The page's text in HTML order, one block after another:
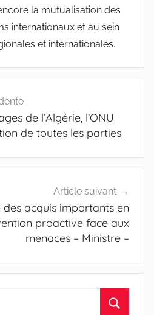
la mutualisation des
internationaux et au sein
et internationales.
de l’Algérie, l’ONU
de toutes les parties
Article suivant
acquis importants en
proactive face aux
menaces – Ministre –